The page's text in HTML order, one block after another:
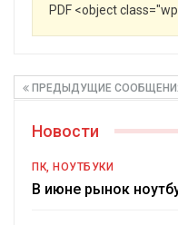
PDF <object
ПРЕДЫДУЩИЕ
Новости
ПК, НОУТБУКИ
В июне рынок